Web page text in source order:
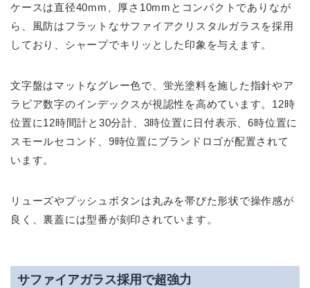
ケースは直径40mm、厚さ10mmとコンパクトでありなが
ら、風防はフラットなサファイアクリスタルガラスを採用
しており、シャープでキリッとした印象を与えます。
文字盤はマットなグレー色で、蛍光塗料を施した指針やア
ラビア数字のインデックスが視認性を高めています。12時
位置に12時間計と30分計、3時位置に日付表示、6時位置に
スモールセコンド、9時位置にブランドロゴが配置されて
います。
リューズやプッシュボタンは丸みを帯びた形状で操作感が
良く、裏蓋には型番が刻印されています。
サファイアガラス採用で超強力